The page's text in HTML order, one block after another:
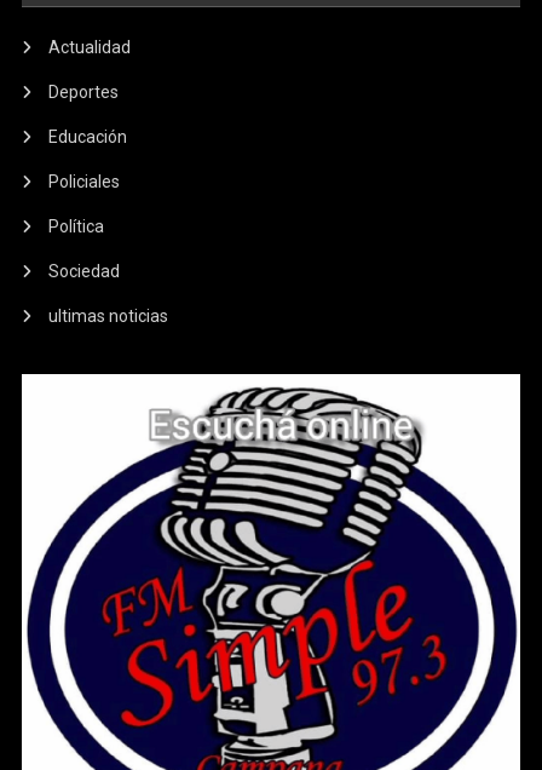
Actualidad
Deportes
Educación
Policiales
Política
Sociedad
ultimas noticias